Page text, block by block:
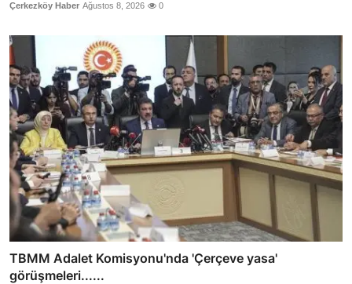
Çerkezköy Haber Ağustos 8, 2026 0
TBMM Adalet Komisyonu'nda 'Çerçeve yasa'
görüşmeleri......